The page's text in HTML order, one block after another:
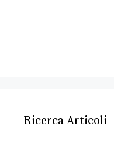
Ricerca Articoli